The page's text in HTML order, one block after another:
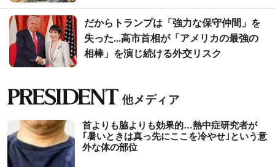
だからトランプは「強力な保守仲間」を
失った...高市首相が「アメリカの最強の
相棒」を演じ続ける外交リスク
首よりも脇よりも効果的…熱中症研究者が
｢暑いときは真っ先にここを冷やせ｣という意
外な体の部位